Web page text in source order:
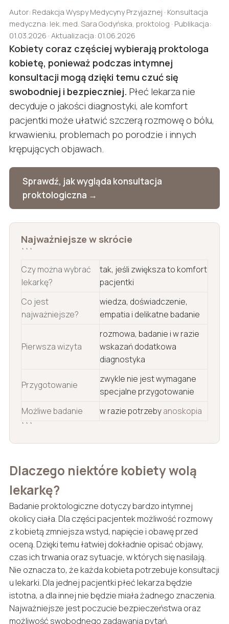
Autor: Redakcja Wyspy Medycyny Przyjaznej · Konsultacja
medyczna: lek. med. Sara Godyńska, proktolog · Publikacja:
01.03.2026 · Aktualizacja: 01.06.2026
Kobiety coraz częściej wybierają proktologa
kobietę, ponieważ podczas intymnej
konsultacji mogą dzięki temu czuć się
swobodniej i bezpieczniej. Płeć lekarza nie
decyduje o jakości diagnostyki, ale komfort
pacjentki może ułatwić szczerą rozmowę o bólu,
krwawieniu, problemach po porodzie i innych
krępujących objawach.
Sprawdź, jak wygląda konsultacja
proktologiczna →
Najważniejsze w skrócie
```
Czy można wybrać
lekarkę?
tak, jeśli zwiększa to komfort
pacjentki
Co jest
najważniejsze?
wiedza, doświadczenie,
empatia i delikatne badanie
Pierwsza wizyta
rozmowa, badanie i w razie
wskazań dodatkowa
diagnostyka
Przygotowanie
zwykle nie jest wymagane
specjalne przygotowanie
Możliwe badanie
w razie potrzebyanoskopia
```
Dlaczego niektóre kobiety wolą
lekarkę?
Badanie proktologiczne dotyczy bardzo intymnej
okolicy ciała. Dla części pacjentek możliwość rozmowy
z kobietą zmniejsza wstyd, napięcie i obawę przed
oceną. Dzięki temu łatwiej dokładnie opisać objawy,
czas ich trwania oraz sytuacje, w których się nasilają.
Nie oznacza to, że każda kobieta potrzebuje konsultacji
u lekarki. Dla jednej pacjentki płeć lekarza będzie
istotna, a dla innej nie będzie miała żadnego znaczenia.
Najważniejsze jest poczucie bezpieczeństwa oraz
możliwość swobodnego zadawania pytań.